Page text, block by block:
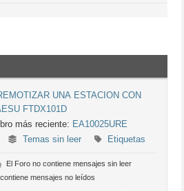
UNA ESTACION CON
FTDX101D
más reciente: EA10025URE
Temas sin leer Etiquetas
El Foro no contiene mensajes sin leer
mensajes no leídos